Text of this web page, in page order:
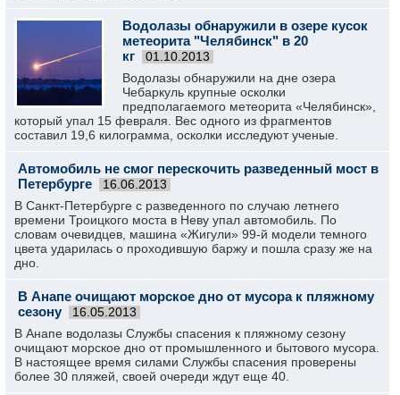
Водолазы обнаружили в озере кусок
метеорита "Челябинск" в 20
кг
01.10.2013
Водолазы обнаружили на дне озера
Чебаркуль крупные осколки
предполагаемого метеорита «Челябинск»,
который упал 15 февраля. Вес одного из фрагментов
составил 19,6 килограмма, осколки исследуют ученые.
Автомобиль не смог перескочить разведенный мост в
Петербурге
16.06.2013
В Санкт-Петербурге с разведенного по случаю летнего
времени Троицкого моста в Неву упал автомобиль. По
словам очевидцев, машина «Жигули» 99-й модели темного
цвета ударилась о проходившую баржу и пошла сразу же на
дно.
В Анапе очищают морское дно от мусора к пляжному
сезону
16.05.2013
В Анапе водолазы Службы спасения к пляжному сезону
очищают морское дно от промышленного и бытового мусора.
В настоящее время силами Службы спасения проверены
более 30 пляжей, своей очереди ждут еще 40.